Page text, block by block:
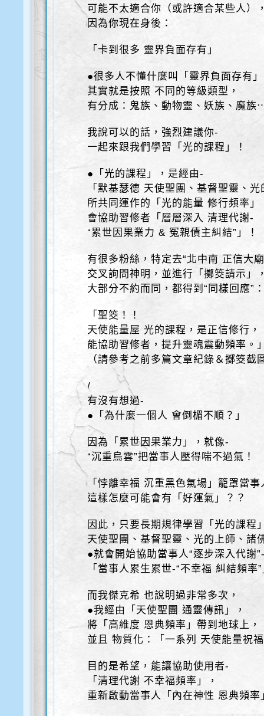
可能不太適合你（或許適合某些人）
因為你現在身後：
「卡到很多 靈界負面存有」
●很多人不懂什麼叫「靈界負面存有
其實就是按照 不同的等級類型，
有分成：鬼族、動物靈、妖族、魔族
我說可以的話，強烈建議你-
一起來跟我們學習「光的課程」！
●「光的課程」，是經由-
「默基瑟德 天使聖團、基督聖靈、
所共同運作的「光的能量 修行頻率」
會協助習修者「層層深入 清理代謝-
“累世因果業力 & 冤親債主糾結”」！
有很多粉絲，特定去“北中南 正信大
交叉詢問神明，並進行「擲筊請示」
大部分不約而同，都得到“同樣回應”
「聖筊！！
天使能量屋 光的課程，是正信修行，
能協助習修者，提升靈魂震動頻率。
（請參考之前多篇文章紀錄＆擲筊截
/
有沒有想過-
●「為什麼一個人 會倒楣不順？」
因為「累世因果業力」，就像-
“沉重烏雲”把當事人壓得喘不過氣！
「悖離幸福 沉重黑色氣場」籠罩當事
這樣怎麼可能會有「好運氣」？？
因此，只要長期規律學習「光的課程
天使聖團、基督聖靈、光的上師、諸
●就會開始協助當事人“逐步深入代謝
「當事人累生累世-“不幸福 糾結頻率
而我傑克希 也說明過非常多次，
●我經由「天使聖團 通靈傳訊」，
將「高維度 恩典頻率」帶到地球上，
並且 物質化：「一系列 天使能量祝
目的是希望，能讓協助使用者-
「清理代謝 不幸福頻率」，
重新啟動當事人「內在神性 恩典頻率